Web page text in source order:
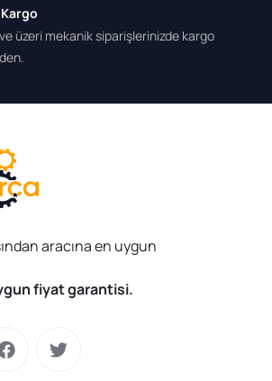
üzeri mekanik siparişlerinizde kargo
aracına en uygun
fiyat garantisi.